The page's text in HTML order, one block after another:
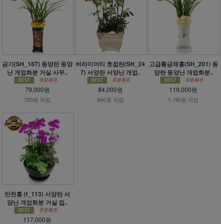
금기(SH_187) 동양란 동양
난 개업화분 거실 사무..
79,000원
790원 적립
버라이어티 호접란(SH_24
7) 서양란 서양난 개업..
84,000원
840원 적립
고급황금채홍(SH_201) 동
양란 동양난 개업화분..
119,000원
1,190원 적립
만천홍 (f_113) 서양란 서
양난 개업화분 거실 집..
117,000원